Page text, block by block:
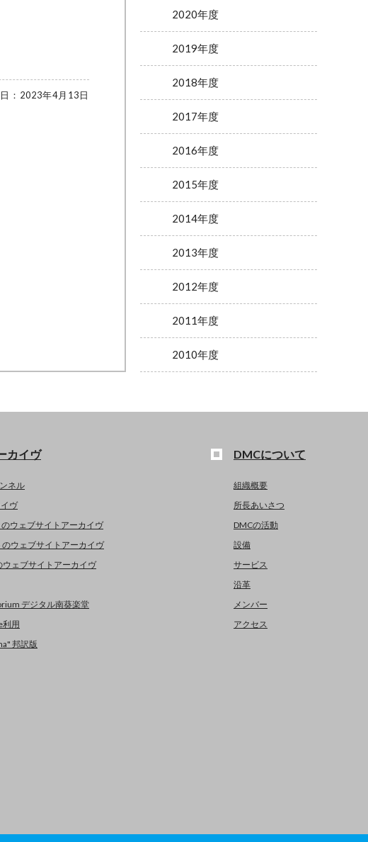
： 2023年4月13日
2020年度
2019年度
2018年度
2017年度
2016年度
2015年度
2014年度
2013年度
2012年度
2011年度
2010年度
カイヴ
ネル
ヴ
ウェブサイトアーカイヴ
のウェブサイトアーカイヴ
ウェブサイトアーカイヴ
デジタル南葵楽堂
利用
邦訳版
DMCについて
組織概要
所長あいさつ
DMCの活動
設備
サービス
沿革
メンバー
アクセス